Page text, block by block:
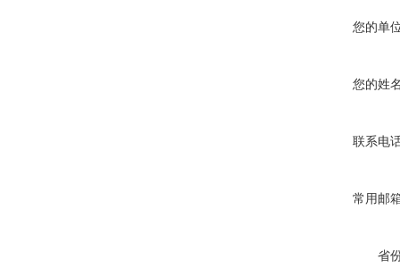
您的单
您的姓
联系电
常用邮
省